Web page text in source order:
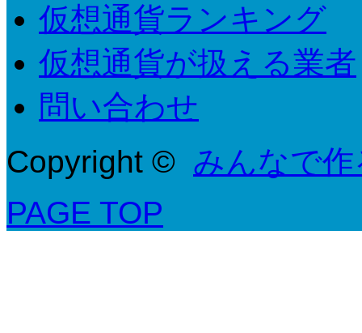
仮想通貨ランキング
仮想通貨が扱える業者
問い合わせ
Copyright © みんなで
PAGE TOP